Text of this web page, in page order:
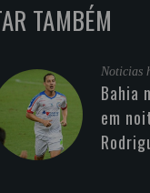
TAMBÉM
Noticias
Bahia
em